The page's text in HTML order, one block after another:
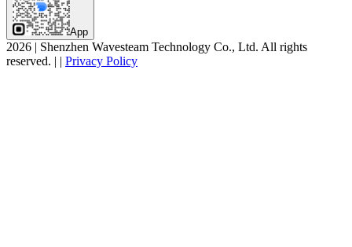
App
2026 | Shenzhen Wavesteam Technology Co., Ltd. All rights
reserved. | | Privacy Policy